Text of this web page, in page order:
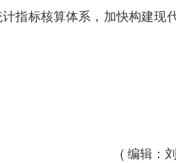
指标核算体系，加快构建现
( 编辑：